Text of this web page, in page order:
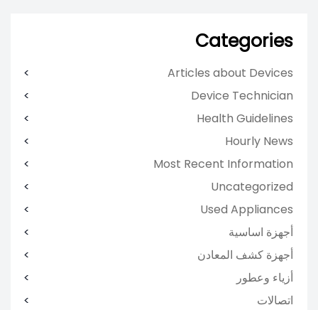
Categories
Articles about Devices
Device Technician
Health Guidelines
Hourly News
Most Recent Information
Uncategorized
Used Appliances
أجهزة اساسية
أجهزة كشف المعادن
أزياء وعطور
اتصالات